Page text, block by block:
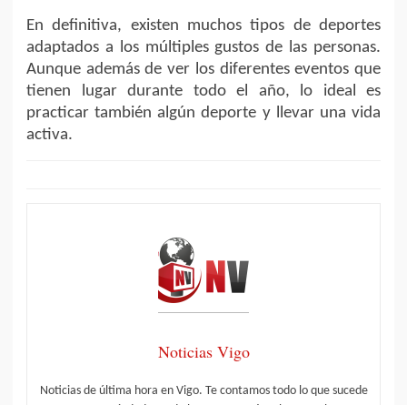
En definitiva, existen muchos tipos de deportes
adaptados a los múltiples gustos de las personas.
Aunque además de ver los diferentes eventos que
tienen lugar durante todo el año, lo ideal es
practicar también algún deporte y llevar una vida
activa.
Noticias Vigo
Noticias de última hora en Vigo. Te contamos todo lo que sucede